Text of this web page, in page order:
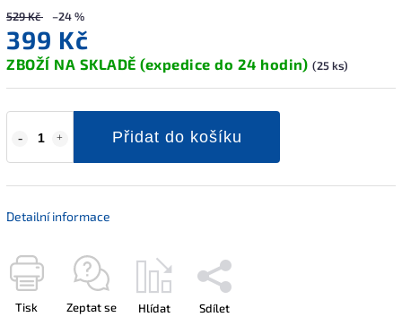
529 Kč –24 %
399 Kč
ZBOŽÍ NA SKLADĚ (expedice do 24 hodin) (25 ks)
Přidat do košíku
Detailní informace
Tisk Zeptat se Hlídat Sdílet